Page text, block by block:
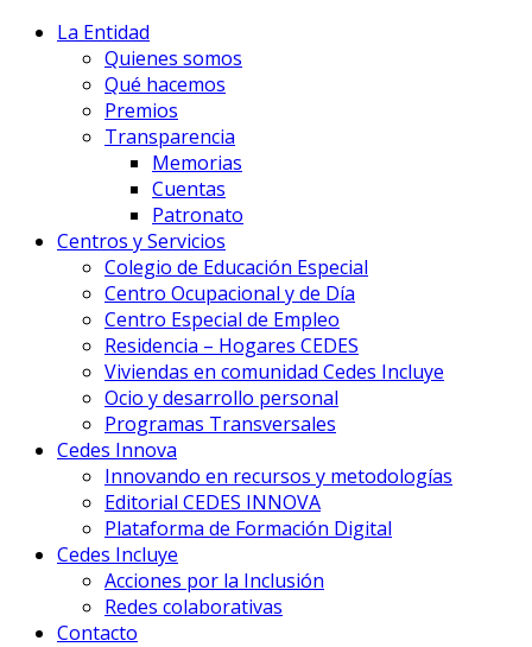
La Entidad
Quienes somos
Qué hacemos
Premios
Transparencia
Memorias
Cuentas
Patronato
Centros y Servicios
Colegio de Educación Especial
Centro Ocupacional y de Día
Centro Especial de Empleo
Residencia – Hogares CEDES
Viviendas en comunidad Cedes Incluye
Ocio y desarrollo personal
Programas Transversales
Cedes Innova
Innovando en recursos y metodologías
Editorial CEDES INNOVA
Plataforma de Formación Digital
Cedes Incluye
Acciones por la Inclusión
Redes colaborativas
Contacto